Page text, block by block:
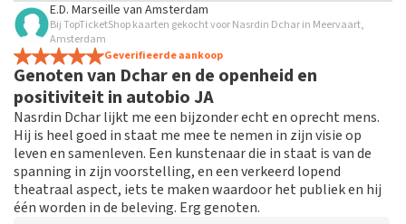
E.D. Marseille van Amsterdam
Bij TopTicketShop kaarten gekocht voor Nasrdin Dchar in Meervaart,
Amsterdam
Geverifieerde aankoop
Genoten van Dchar en de openheid en
positiviteit in autobio JA
Nasrdin Dchar lijkt me een bijzonder echt en oprecht mens.
Hij is heel goed in staat me mee te nemen in zijn visie op
leven en samenleven. Een kunstenaar die in staat is van de
spanning in zijn voorstelling, en een verkeerd lopend
theatraal aspect, iets te maken waardoor het publiek en hij
één worden in de beleving. Erg genoten.